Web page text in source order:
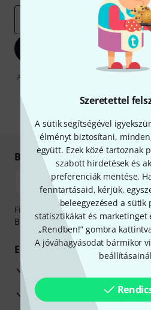
Szeretettel
A sütik segítségével
élményt biztosítani,
együtt. Ezek közé tartoznak
szabott hirdetések és
preferenciák mentése.
fenntartásaid, kérjük,
beleegyezésed a sütik
statisztikákat és marketinget
„Rendben!” gombra
A jóváhagyásodat bármikor
A "Bejelentkezés" gombra kattintva
információkat azdata
Biztonságos vásárlás és
Fizessen biztonságosan,
Betéti- vagy hitelkártya
Előnyök
3 éves Thomann-garancia
30 napos pénzvisszafizetési